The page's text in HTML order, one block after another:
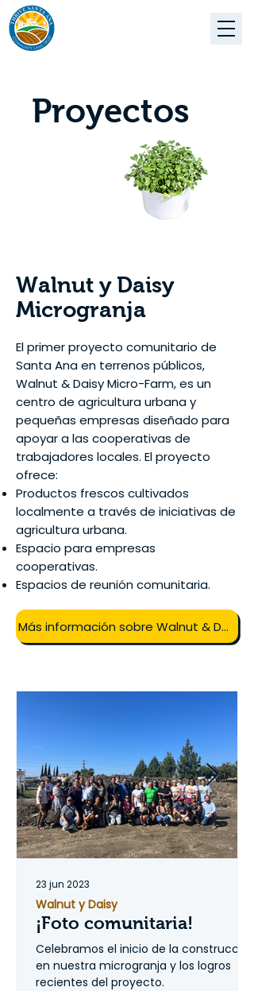
Proyectos
Walnut y Daisy
Microgranja
El primer proyecto comunitario de
Santa Ana en terrenos públicos,
Walnut & Daisy Micro-Farm, es un
centro de agricultura urbana y
pequeñas empresas diseñado para
apoyar a las cooperativas de
trabajadores locales. El proyecto
ofrece:
Productos frescos cultivados
localmente a través de iniciativas de
agricultura urbana.
Espacio para empresas
cooperativas.
Espacios de reunión comunitaria.
Más información sobre Walnut & Daisy
¡Foto comunitaria!
Celebramos el inicio de la construcción
en nuestra microgranja y los logros
recientes del proyecto.
Walnut y Daisy
23 jun 2023